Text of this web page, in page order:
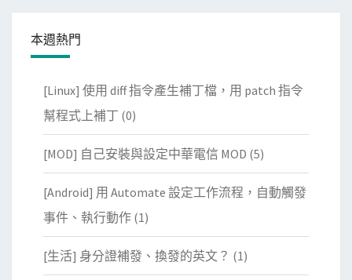
本週熱門
[Linux] 使用 diff 指令產生補丁檔，用 patch 指令
幫程式上補丁 (0)
[MOD] 自己安裝與設定中華電信 MOD (5)
[Android] 用 Automate 設定工作流程，自動觸發
事件、執行動作 (1)
[生活] 身分證補發、換發的英文？ (1)